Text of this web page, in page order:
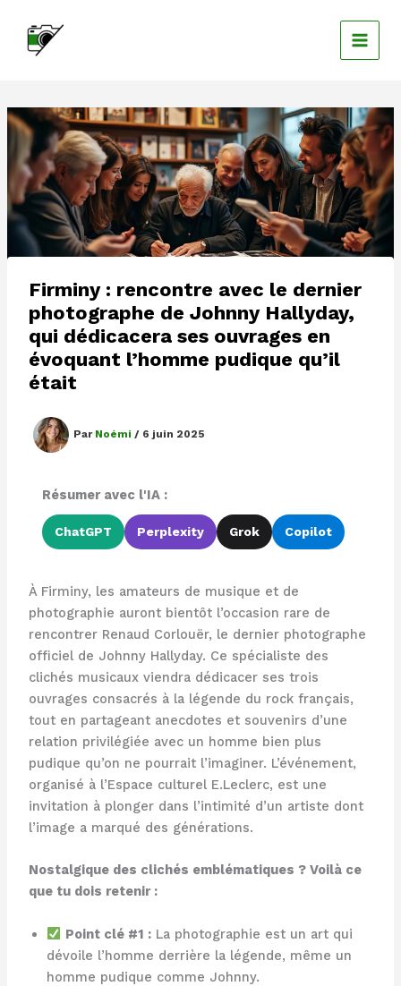
contenu
Firminy : rencontre avec le dernier
photographe de Johnny Hallyday,
qui dédicacera ses ouvrages en
évoquant l’homme pudique qu’il
était
Par Noémi / 6 juin 2025
Résumer avec l'IA :
ChatGPT Perplexity Grok Copilot
À Firminy, les amateurs de musique et de
photographie auront bientôt l’occasion rare de
rencontrer Renaud Corlouër, le dernier photographe
officiel de Johnny Hallyday. Ce spécialiste des
clichés musicaux viendra dédicacer ses trois
ouvrages consacrés à la légende du rock français,
tout en partageant anecdotes et souvenirs d’une
relation privilégiée avec un homme bien plus
pudique qu’on ne pourrait l’imaginer. L’événement,
organisé à l’Espace culturel E.Leclerc, est une
invitation à plonger dans l’intimité d’un artiste dont
l’image a marqué des générations.
Nostalgique des clichés emblématiques ? Voilà ce
que tu dois retenir :
Point clé #1 : La photographie est un art qui
dévoile l’homme derrière la légende, même un
homme pudique comme Johnny.